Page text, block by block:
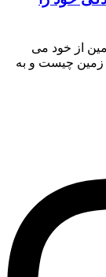
از خود می
زمین چیست و به